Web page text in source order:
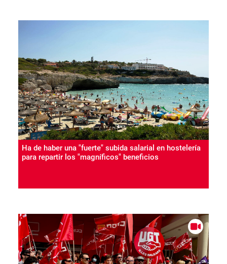
Ha de haber una "fuerte" subida salarial en hostelería
para repartir los "magníficos" beneficios